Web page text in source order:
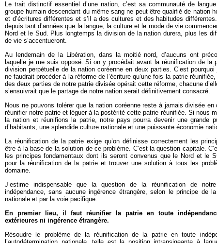
Le trait distinctif essentiel d’une nation, c’est sa communauté de
groupe humain descendant du même sang ne peut être qualifié de nation
et d’écritures différentes et s’il a des cultures et des habitudes
depuis tant d’années que la langue, la culture et le mode de vie
Nord et le Sud. Plus longtemps la division de la nation durera, plus les
de vie s’accentueront.
Au lendemain de la Libération, dans la moitié nord, d’aucuns ont
laquelle je me suis opposé. Si on y procédait avant la réunification de la
division perpétuelle de la nation coréenne en deux parties. C’est
ne faudrait procéder à la réforme de l’écriture qu’une fois la patrie
des deux parties de notre patrie divisée opérait cette réforme, chacune
s’ensuivrait que le partage de notre nation serait définitivement consacré.
Nous ne pouvons tolérer que la nation coréenne reste à jamais divisée
réunifier notre patrie et léguer à la postérité cette patrie réunifiée. Si nous
la nation et réunifions la patrie, notre pays pourra devenir une grande
d’habitants, une splendide culture nationale et une puissante économie
La réunification de la patrie exige qu’on définisse correctement les
être à la base de la solution de ce problème. C’est la question capitale.
les principes fondamentaux dont ils seront convenus que le Nord et le
pour la réunification de la patrie et trouver une solution à tous les
domaine.
J’estime indispensable que la question de la réunification de
indépendance, sans aucune ingérence étrangère, selon le principe de
nationale et par la voie pacifique.
En premier lieu, il faut réunifier la patrie en toute
extérieures ni ingérence étrangère.
Résoudre le problème de la réunification de la patrie en toute